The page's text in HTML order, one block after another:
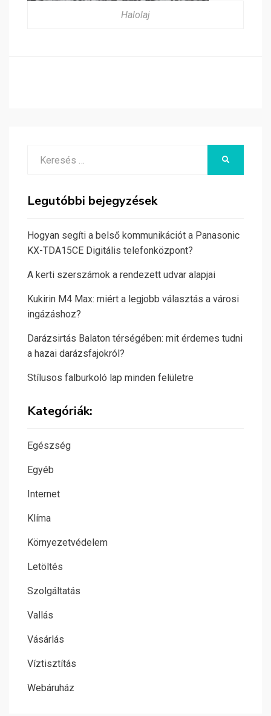
Halolaj
Legutóbbi bejegyzések
Hogyan segíti a belső kommunikációt a Panasonic
KX-TDA15CE Digitális telefonközpont?
A kerti szerszámok a rendezett udvar alapjai
Kukirin M4 Max: miért a legjobb választás a városi
ingázáshoz?
Darázsirtás Balaton térségében: mit érdemes tudni
a hazai darázsfajokról?
Stílusos falburkoló lap minden felületre
Kategóriák:
Egészség
Egyéb
Internet
Klíma
Környezetvédelem
Letöltés
Szolgáltatás
Vallás
Vásárlás
Víztisztítás
Webáruház